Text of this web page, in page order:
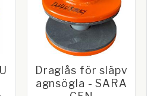
Draglås för släpv
agnsögla - SARA